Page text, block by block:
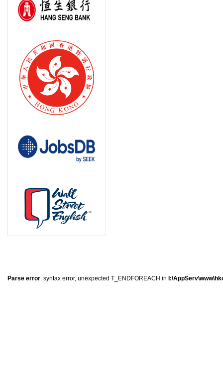
Parse error: syntax error, unexpected T_ENDFOREACH in